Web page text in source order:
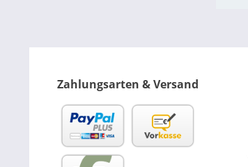
Zahlungsarten & Versand